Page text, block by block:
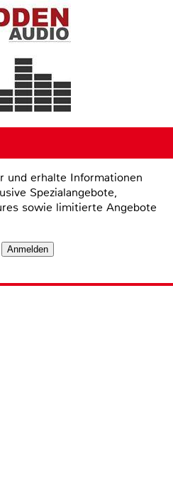
und erhalte Informationen
Spezialangebote,
sowie limitierte Angebote